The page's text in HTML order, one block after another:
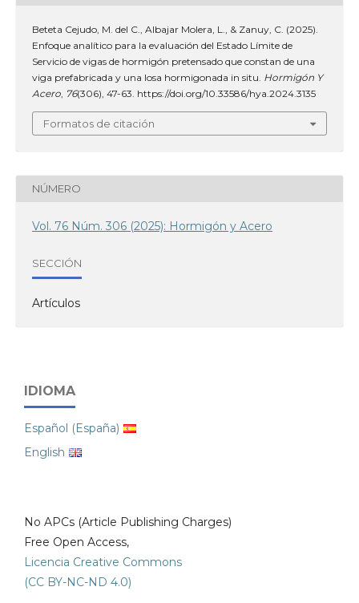
Beteta Cejudo, M. del C., Albajar Molera, L., & Zanuy, C. (2025).
Enfoque analítico para la evaluación del Estado Límite de
Servicio de vigas de hormigón pretensado que constan de una
viga prefabricada y una losa hormigonada in situ. Hormigón Y
Acero 76(306), 47-63. https://doi.org/10.33586/hya.2024.3135
Formatos de citación
NÚMERO
Vol. 76 Núm. 306 (2025): Hormigón y Acero
SECCIÓN
Artículos
IDIOMA
Español (España)
English
No APCs (Article Publishing Charges)
Free Open Access,
Licencia Creative Commons
(CC BY-NC-ND 4.0)